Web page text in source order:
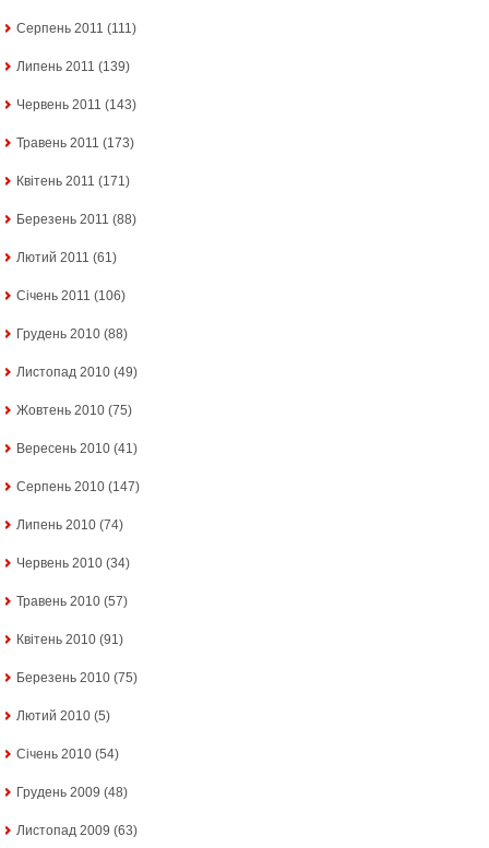
Серпень 2011 (111)
Липень 2011 (139)
Червень 2011 (143)
Травень 2011 (173)
Квітень 2011 (171)
Березень 2011 (88)
Лютий 2011 (61)
Січень 2011 (106)
Грудень 2010 (88)
Листопад 2010 (49)
Жовтень 2010 (75)
Вересень 2010 (41)
Серпень 2010 (147)
Липень 2010 (74)
Червень 2010 (34)
Травень 2010 (57)
Квітень 2010 (91)
Березень 2010 (75)
Лютий 2010 (5)
Січень 2010 (54)
Грудень 2009 (48)
Листопад 2009 (63)